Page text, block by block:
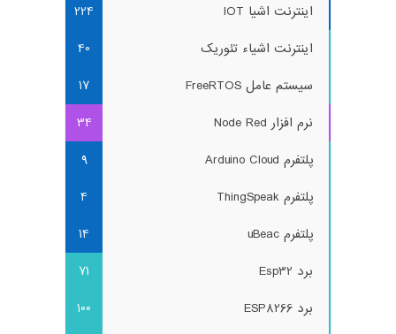
اینترنت اشیا IOT
224
اینترنت اشیاء تئوریک
40
سیستم عامل FreeRTOS
17
نرم افزار Node Red
34
پلتفرم Arduino Cloud
9
پلتفرم ThingSpeak
4
پلتفرم uBeac
14
برد Esp32
71
برد ESP8266
100